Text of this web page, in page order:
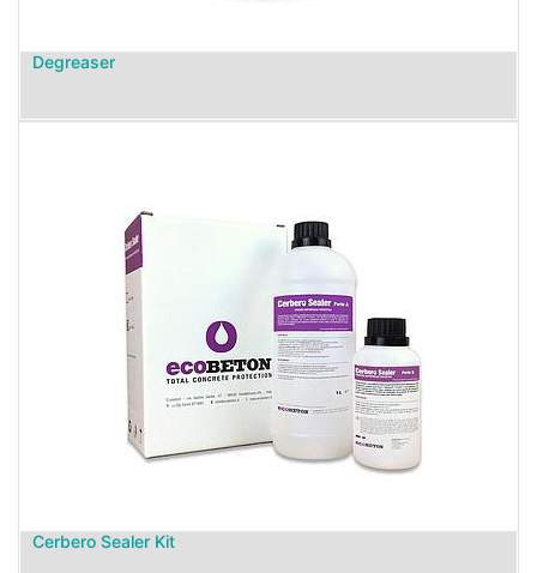
Degreaser
Cerbero Sealer Kit